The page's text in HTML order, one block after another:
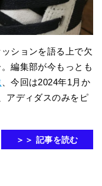
ションを語る上で欠
編集部が今もっとも
、今回は2024年1月か
アディダスのみをピ
＞＞ 記事を読む